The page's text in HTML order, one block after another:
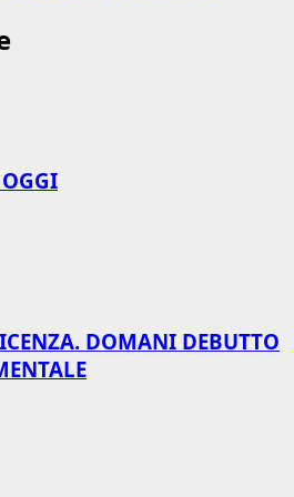
DOMANI DEBUTTO